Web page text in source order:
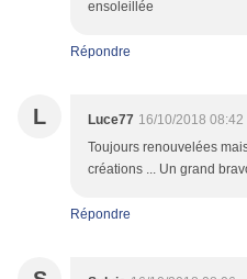
ensoleillée
Répondre
L Luce77 16/10/2018 08:42
Toujours renouvelées
créations ... Un grand
Répondre